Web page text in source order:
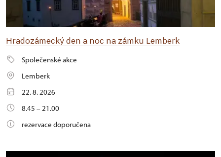
Hradozámecký den a noc na zámku Lemberk
Společenské akce
Lemberk
22. 8. 2026
8.45 – 21.00
rezervace doporučena